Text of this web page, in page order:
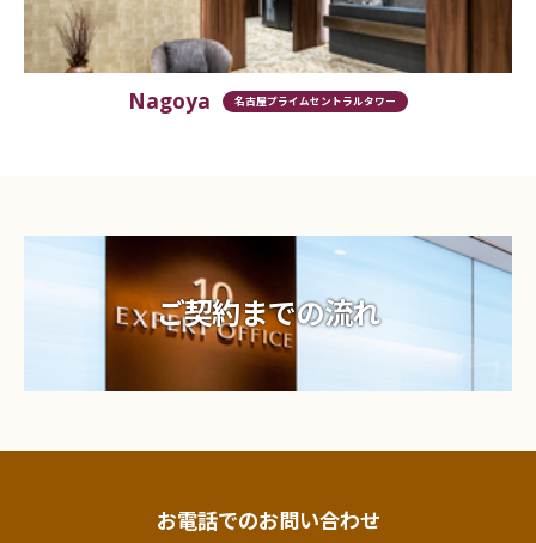
Nagoya 名古屋プライムセントラルタワー
ご契約までの流れ
お電話でのお問い合わせ